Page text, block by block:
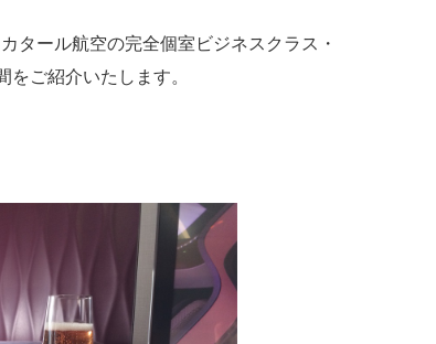
タール航空の完全個室ビジネスクラス・
ご紹介いたします。